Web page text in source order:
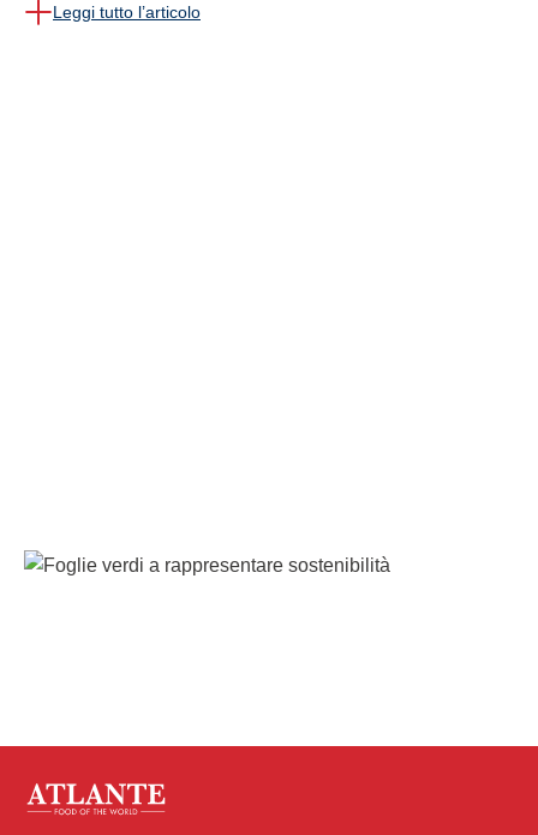
Leggi tutto l’articolo